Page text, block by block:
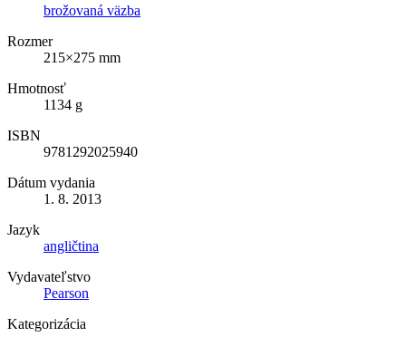
brožovaná väzba
Rozmer
215×275 mm
Hmotnosť
1134 g
ISBN
9781292025940
Dátum vydania
1. 8. 2013
Jazyk
angličtina
Vydavateľstvo
Pearson
Kategorizácia